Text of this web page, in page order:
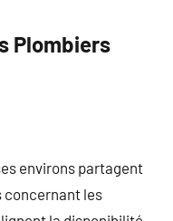
Plombiers
environs partagent
concernant les